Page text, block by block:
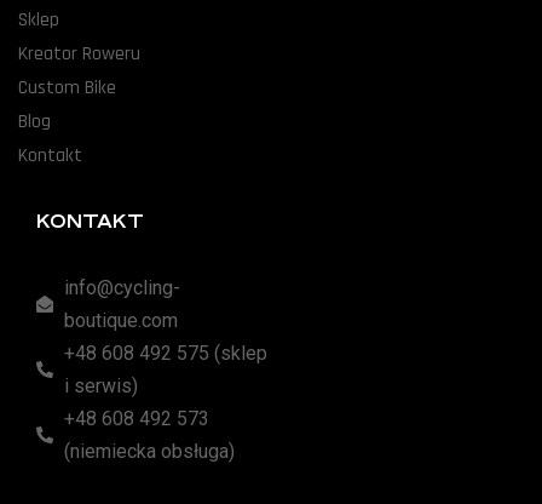
Sklep
Kreator Roweru
Custom Bike
Blog
Kontakt
KONTAKT
info@cycling-
boutique.com
+48 608 492 575 (sklep
i serwis)
+48 608 492 573
(niemiecka obsługa)